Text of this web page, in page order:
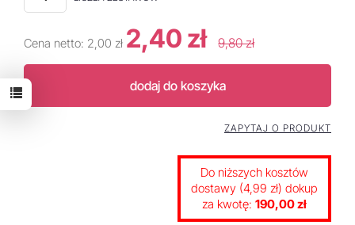
Cena netto: 2,00 zł 2,40 zł 9,80 zł
dodaj do koszyka
ZAPYTAJ O PRODUKT
Do niższych kosztów
dostawy (4,99 zł) dokup
za kwotę: 190,00 zł